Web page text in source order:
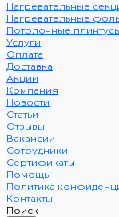
Нагревательные
Нагревательные
Потолочные
Услуги
Оплата
Доставка
Акции
Компания
Новости
Статьи
Отзывы
Вакансии
Сотрудники
Сертификаты
Помощь
Политика
Контакты
Поиск